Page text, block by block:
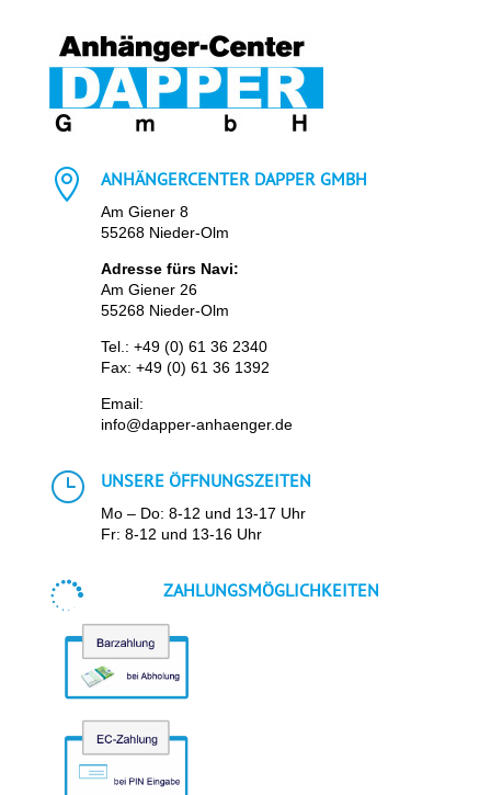
 ANHÄNGERCENTER DAPPER GMBH
Am Giener 8
55268 Nieder-Olm
Adresse fürs Navi:
Am Giener 26
55268 Nieder-Olm
Tel.: +49 (0) 61 36 2340
Fax: +49 (0) 61 36 1392
Email:
info@dapper-anhaenger.de
} UNSERE ÖFFNUNGSZEITEN
Mo – Do: 8-12 und 13-17 Uhr
Fr: 8-12 und 13-16 Uhr
 ZAHLUNGSMÖGLICHKEITEN